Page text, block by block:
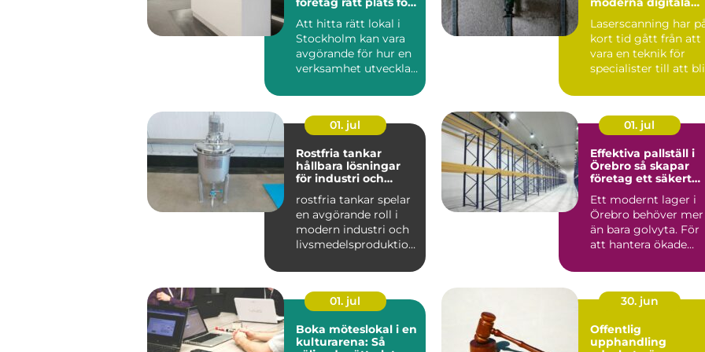
Att hitta rätt lokal i
Stockholm kan vara
avgörande för hur en
verksamhet utvecklas
Laserscanning har
kort tid gått från att
vara en teknik för
specialister till att bli
01. jul
Rostfria tankar
hållbara lösningar
för industri och
rostfria tankar spelar
en avgörande roll i
modern industri och
livsmedelsproduktion.
01. jul
Effektiva pallställ i
Örebro så skapar
företag ett säkert
Ett modernt lager i
Örebro behöver mer
än bara golvyta. För
att hantera ökade
01. jul
Boka möteslokal i en
kulturarena: Så
30. jun
Offentlig
upphandling